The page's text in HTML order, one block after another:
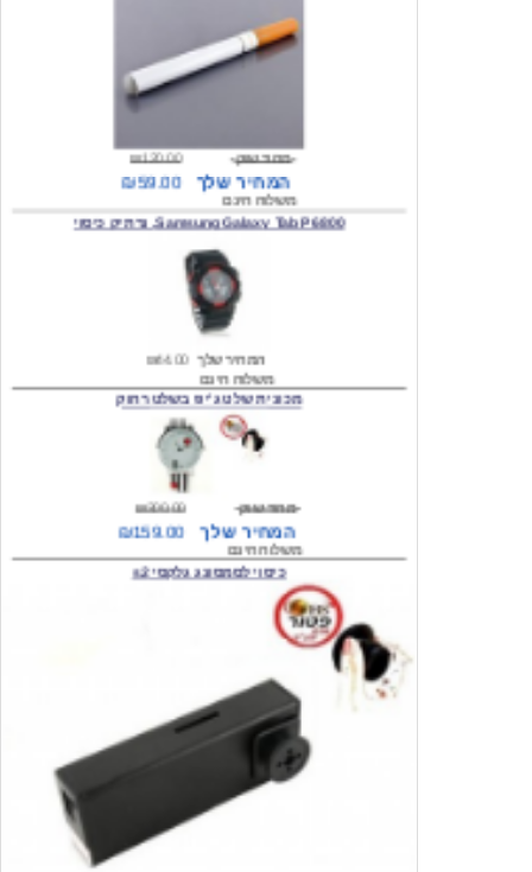
₪120.00
משלוח חינם
Samsung Galaxy Tab P6800, נרתיק כיסוי
המחיר שלך
משלוח חינם
₪300.00 מחיר שוק
₪159.00
כיסוי לסמסונג גלקסי s2
₪59.00